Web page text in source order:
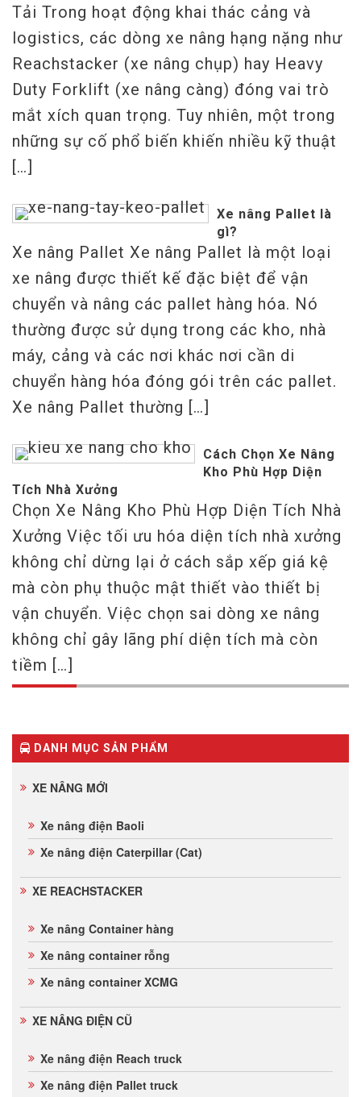
Tải Trong hoạt động khai thác cảng và
logistics, các dòng xe nâng hạng nặng như
Reachstacker (xe nâng chụp) hay Heavy
Duty Forklift (xe nâng càng) đóng vai trò
mắt xích quan trọng. Tuy nhiên, một trong
những sự cố phổ biến khiến nhiều kỹ thuật
[…]
Xe nâng Pallet là
gì?
Xe nâng Pallet Xe nâng Pallet là một loại
xe nâng được thiết kế đặc biệt để vận
chuyển và nâng các pallet hàng hóa. Nó
thường được sử dụng trong các kho, nhà
máy, cảng và các nơi khác nơi cần di
chuyển hàng hóa đóng gói trên các pallet.
Xe nâng Pallet thường […]
Cách Chọn Xe Nâng
Kho Phù Hợp Diện
Tích Nhà Xưởng
Chọn Xe Nâng Kho Phù Hợp Diện Tích Nhà
Xưởng Việc tối ưu hóa diện tích nhà xưởng
không chỉ dừng lại ở cách sắp xếp giá kệ
mà còn phụ thuộc mật thiết vào thiết bị
vận chuyển. Việc chọn sai dòng xe nâng
không chỉ gây lãng phí diện tích mà còn
tiềm […]
DANH MỤC SẢN PHẨM
XE NÂNG MỚI
Xe nâng điện Baoli
Xe nâng điện Caterpillar (Cat)
XE REACHSTACKER
Xe nâng Container hàng
Xe nâng container rỗng
Xe nâng container XCMG
XE NÂNG ĐIỆN CŨ
Xe nâng điện Reach truck
Xe nâng điện Pallet truck